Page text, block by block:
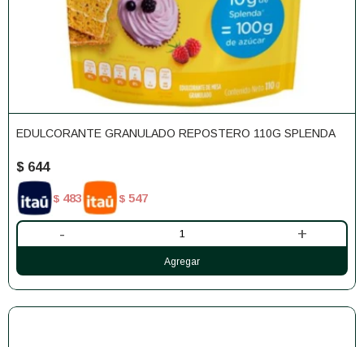
EDULCORANTE GRANULADO REPOSTERO 110G SPLENDA
$ 644
$ 483 $ 547
- +